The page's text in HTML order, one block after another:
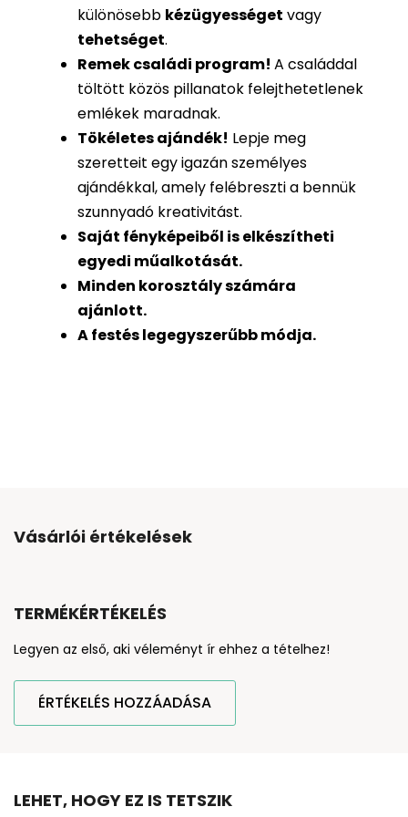
különösebb kézügyességet vagy
tehetséget.
Remek családi program! A családdal
töltött közös pillanatok felejthetetlenek
emlékek maradnak.
Tökéletes ajándék! Lepje meg
szeretteit egy igazán személyes
ajándékkal, amely felébreszti a bennük
szunnyadó kreativitást.
Saját fényképeiből iselkészítheti
egyedi műalkotását.
Minden korosztály számára
ajánlott.
A festés legegyszerűbb módja.
Vásárlói értékelések
TERMÉKÉRTÉKELÉS
Legyen az első, aki véleményt ír ehhez a tételhez!
ÉRTÉKELÉS HOZZÁADÁSA
LEHET, HOGY EZ IS TETSZIK